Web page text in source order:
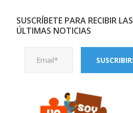
SUSCRÍBETE PARA RECIBIR LAS
ÚLTIMAS NOTICIAS